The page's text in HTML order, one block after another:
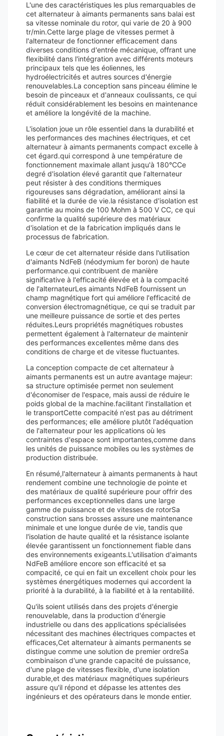
L'une des caractéristiques les plus remarquables de
cet alternateur à aimants permanents sans balai est
sa vitesse nominale du rotor, qui varie de 20 à 900
tr/min.Cette large plage de vitesses permet à
l'alternateur de fonctionner efficacement dans
diverses conditions d'entrée mécanique, offrant une
flexibilité dans l'intégration avec différents moteurs
principaux tels que les éoliennes, les
hydroélectricités et autres sources d'énergie
renouvelables.La conception sans pinceau élimine le
besoin de pinceaux et d'anneaux coulissants, ce qui
réduit considérablement les besoins en maintenance
et améliore la longévité de la machine.
L'isolation joue un rôle essentiel dans la durabilité et
les performances des machines électriques, et cet
alternateur à aimants permanents compact excelle à
cet égard.qui correspond à une température de
fonctionnement maximale allant jusqu'à 180°CCe
degré d'isolation élevé garantit que l'alternateur
peut résister à des conditions thermiques
rigoureuses sans dégradation, améliorant ainsi la
fiabilité et la durée de vie.la résistance d'isolation est
garantie au moins de 100 Mohm à 500 V CC, ce qui
confirme la qualité supérieure des matériaux
d'isolation et de la fabrication impliqués dans le
processus de fabrication.
Le cœur de cet alternateur réside dans l'utilisation
d'aimants NdFeB (néodymium fer boron) de haute
performance.qui contribuent de manière
significative à l'efficacité élevée et à la compacité
de l'alternateurLes aimants NdFeB fournissent un
champ magnétique fort qui améliore l'efficacité de
conversion électromagnétique, ce qui se traduit par
une meilleure puissance de sortie et des pertes
réduites.Leurs propriétés magnétiques robustes
permettent également à l'alternateur de maintenir
des performances excellentes même dans des
conditions de charge et de vitesse fluctuantes.
La conception compacte de cet alternateur à
aimants permanents est un autre avantage majeur:
sa structure optimisée permet non seulement
d'économiser de l'espace, mais aussi de réduire le
poids global de la machine.facilitant l'installation et
le transportCette compacité n'est pas au détriment
des performances; elle améliore plutôt l'adéquation
de l'alternateur pour les applications où les
contraintes d'espace sont importantes,comme dans
les unités de puissance mobiles ou les systèmes de
production distribuée.
En résumé,l'alternateur à aimants permanents à haut
rendement combine une technologie de pointe et
des matériaux de qualité supérieure pour offrir des
performances exceptionnelles dans une large
gamme de puissance et de vitesses de rotorSa
construction sans brosses assure une maintenance
minimale et une longue durée de vie, tandis que
l'isolation de haute qualité et la résistance isolante
élevée garantissent un fonctionnement fiable dans
des environnements exigeants.L'utilisation d'aimants
NdFeB améliore encore son efficacité et sa
compacité, ce qui en fait un excellent choix pour les
systèmes énergétiques modernes qui accordent la
priorité à la durabilité, à la fiabilité et à la rentabilité.
Qu'ils soient utilisés dans des projets d'énergie
renouvelable, dans la production d'énergie
industrielle ou dans des applications spécialisées
nécessitant des machines électriques compactes et
efficaces,Cet alternateur à aimants permanents se
distingue comme une solution de premier ordreSa
combinaison d'une grande capacité de puissance,
d'une plage de vitesses flexible, d'une isolation
durable,et des matériaux magnétiques supérieurs
assure qu'il répond et dépasse les attentes des
ingénieurs et des opérateurs dans le monde entier.